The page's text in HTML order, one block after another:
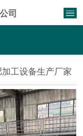
司
工设备生产厂家